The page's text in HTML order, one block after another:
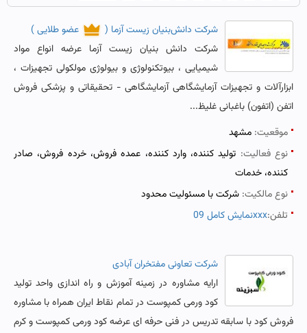
شرکت دانش‌بنیان زیست آزما ( عضو طلایی)
شرکت دانش‌ بنیان زیست آزما عرضه انواع مواد
شیمیایی ، بیوتکنولوژی و بیولوژی مولکولی تجهیزات ،
ابزارآلات و تجهیزات آزمایشگاهی آزمایشگاهی - تحقیقاتی و پزشکی فروش
اتفن (اتفون) باغبانی غلیظ...
موقعیت: مشهد
نوع فعالیت: تولید کننده، وارد کننده، عمده فروش، خرده فروش، صادر
کننده، خدمات
نوع مالکیت: شرکت با مسئولیت محدود
تلفن:نمایش کامل 09xxx
شرکت تعاونی مفتخران آبادی
ارایه مشاوره در زمینه آموزش و راه اندازی واحد تولید
کود ورمی کمپوست در تمام نقاط ایران همراه با مشاوره
فروش کود با سابقه تدریس در فنی حرفه ای عرضه کود ورمی کمپوست و کرم